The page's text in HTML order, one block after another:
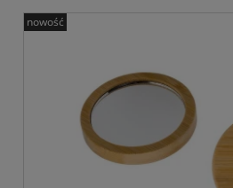
nowość